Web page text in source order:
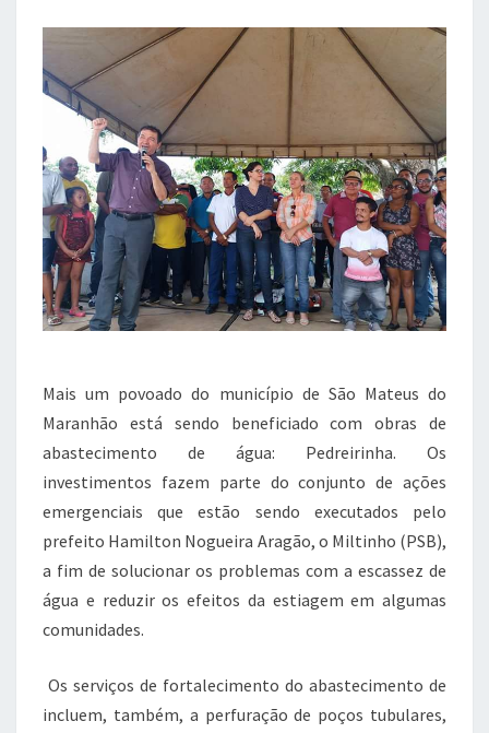
c
e
b
o
o
k
it at
s
A
p
p
e
gr
m
Mais um povoado do município de São Mateus do
Maranhão está sendo beneficiado com obras de
abastecimento de água: Pedreirinha. Os
investimentos fazem parte do conjunto de ações
emergenciais que estão sendo executados pelo
prefeito Hamilton Nogueira Aragão, o Miltinho (PSB),
a fim de solucionar os problemas com a escassez de
água e reduzir os efeitos da estiagem em algumas
comunidades.
Os serviços de fortalecimento do abastecimento de
incluem, também, a perfuração de poços tubulares,